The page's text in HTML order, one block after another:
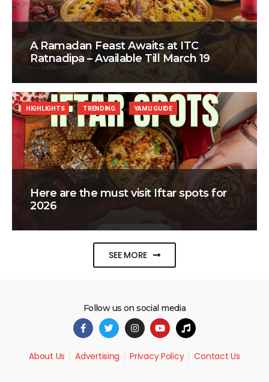
A Ramadan Feast Awaits at ITC
Ratnadipa – Available Till March 19
Here are the must visit Iftar spots for
2026
HIGHLIGHTS TRENDING YAMU GUIDE
SEE MORE
Follow us on social media
About Us Advertising Privacy Policy Contact Us